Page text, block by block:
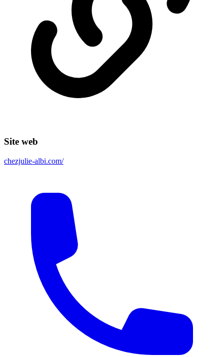
Site web
chezjulie-albi.com/